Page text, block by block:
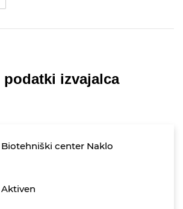
izvajalca
Biotehniški center Naklo
Aktiven